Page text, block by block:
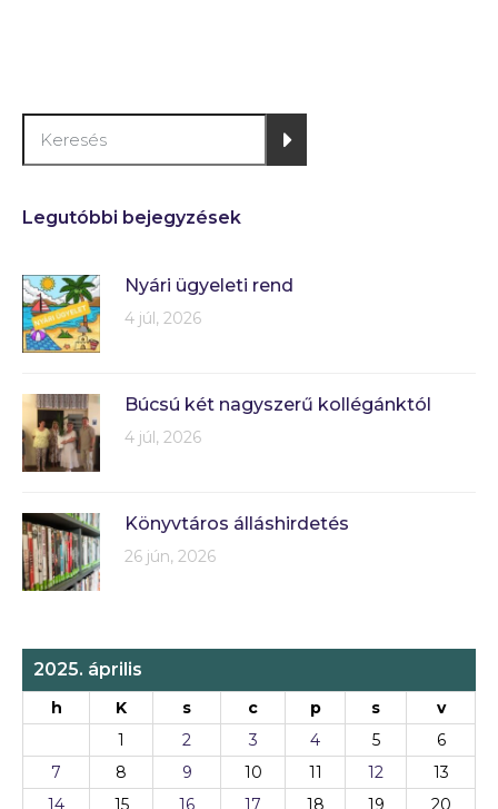
Legutóbbi bejegyzések
Nyári ügyeleti rend
4 júl, 2026
Búcsú két nagyszerű kollégánktól
4 júl, 2026
Könyvtáros álláshirdetés
26 jún, 2026
2025. április
h K s c p s
v
1
2 3 4 5
6
7
8 9 10 11 12
13
14
15 16 17 18 19 20